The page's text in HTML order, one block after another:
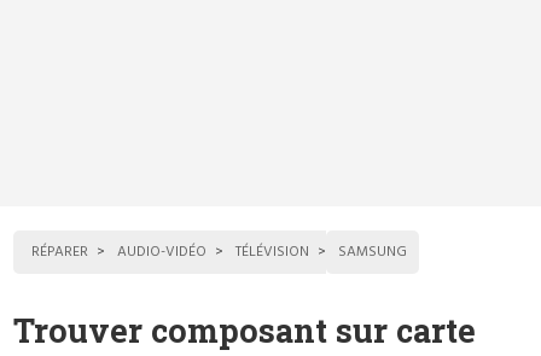
RÉPARER AUDIO-VIDÉO TÉLÉVISION SAMSUNG
Trouver composant sur carte